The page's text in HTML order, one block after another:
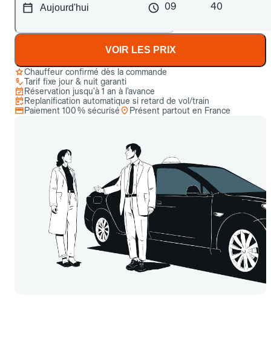
09 40
VOIR LES PRIX
Chauffeur confirmé dès la commande
Tarif fixe jour & nuit garanti
Réservation jusqu’à 1 an à l’avance
Replanification automatique si retard de vol/train
Paiement 100 % sécurisé
Présent partout en France